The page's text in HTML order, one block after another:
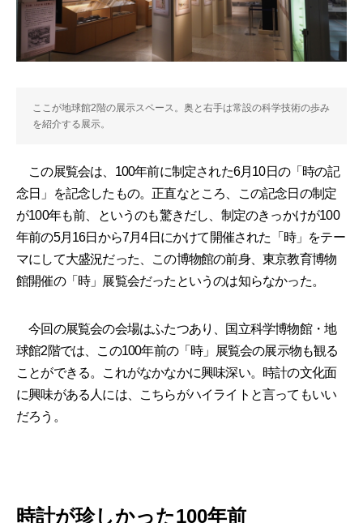
ここが地球館2階の展示スペース。奥と右手は常設の科学技術の歩み
を紹介する展示。
この展覧会は、100年前に制定された6月10日の「時の記
念日」を記念したもの。正直なところ、この記念日の制定
が100年も前、というのも驚きだし、制定のきっかけが100
年前の5月16日から7月4日にかけて開催された「時」をテー
マにして大盛況だった、この博物館の前身、東京教育博物
館開催の「時」展覧会だったというのは知らなかった。
今回の展覧会の会場はふたつあり、国立科学博物館・地
球館2階では、この100年前の「時」展覧会の展示物も観る
ことができる。これがなかなかに興味深い。時計の文化面
に興味がある人には、こちらがハイライトと言ってもいい
だろう。
時計が珍しかった100年前